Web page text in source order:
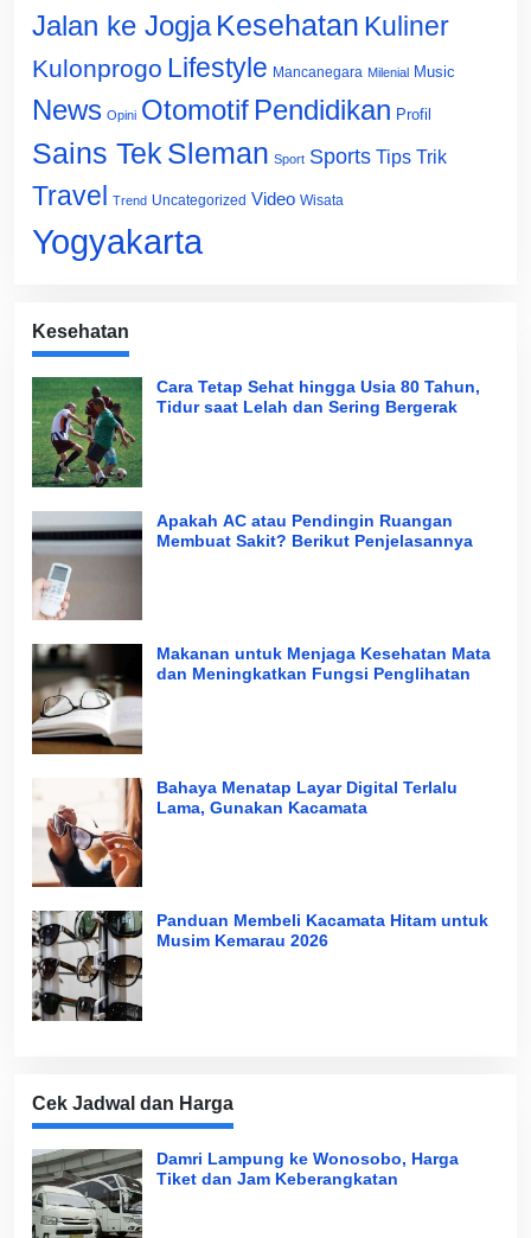
Jalan ke Jogja Kesehatan Kuliner
Kulonprogo Lifestyle Mancanegara Milenial Music
News Opini Otomotif Pendidikan Profil
Sains Tek Sleman Sport Sports Tips Trik
Travel Trend Uncategorized Video Wisata
Yogyakarta
Kesehatan
Cara Tetap Sehat hingga Usia 80 Tahun,
Tidur saat Lelah dan Sering Bergerak
Apakah AC atau Pendingin Ruangan
Membuat Sakit? Berikut Penjelasannya
Makanan untuk Menjaga Kesehatan Mata
dan Meningkatkan Fungsi Penglihatan
Bahaya Menatap Layar Digital Terlalu
Lama, Gunakan Kacamata
Panduan Membeli Kacamata Hitam untuk
Musim Kemarau 2026
Cek Jadwal dan Harga
Damri Lampung ke Wonosobo, Harga
Tiket dan Jam Keberangkatan